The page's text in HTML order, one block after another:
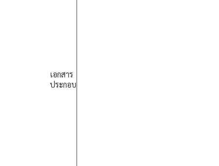
เอกสาร
ประกอบ